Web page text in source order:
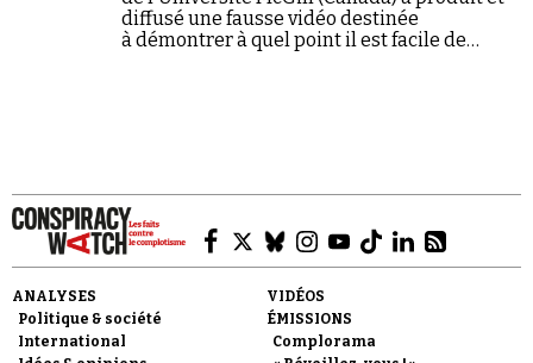
diffusé une fausse vidéo destinée
à démontrer à quel point il est facile de
ANALYSES
Politique & société
International
VIDÉOS
ÉMISSIONS
Complorama